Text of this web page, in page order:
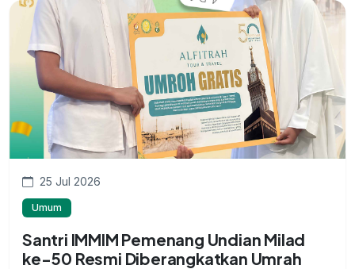
25 Jul 2026
Umum
Santri IMMIM Pemenang Undian Milad
ke-50 Resmi Diberangkatkan Umrah